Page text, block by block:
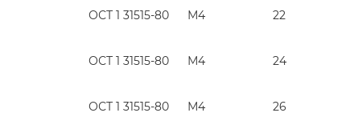
ОСТ 1 31515-80 М4 22
ОСТ 1 31515-80 М4 24
ОСТ 1 31515-80 М4 26